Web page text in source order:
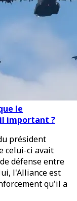
le
important ?
président
celui-ci avait
défense entre
l'Alliance est
qu'il a